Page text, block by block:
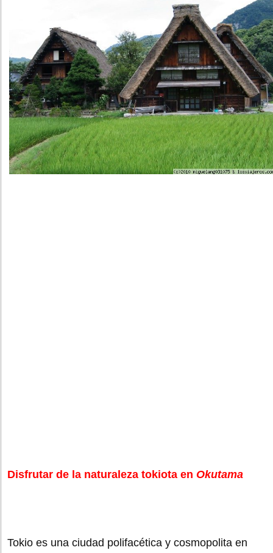
Disfrutar de la naturaleza tokiota en Okutama
Tokio es una ciudad polifacética y cosmopolita en